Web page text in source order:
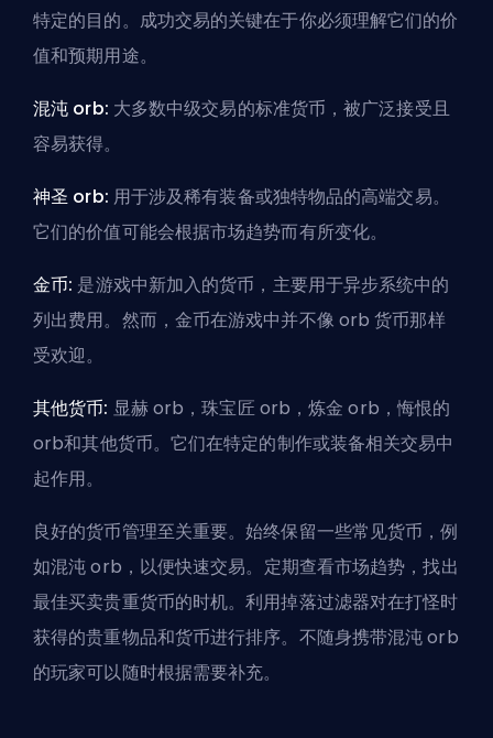
特定的目的。成功交易的关键在于你必须理解它们的价
值和预期用途。
混沌 orb: 大多数中级交易的标准货币，被广泛接受且
容易获得。
神圣 orb: 用于涉及稀有装备或独特物品的高端交易。
它们的价值可能会根据市场趋势而有所变化。
金币: 是游戏中新加入的货币，主要用于异步系统中的
列出费用。然而，金币在游戏中并不像 orb 货币那样
受欢迎。
其他货币: 显赫 orb ，珠宝匠 orb，炼金 orb，悔恨的
orb和其他货币。它们在特定的制作或装备相关交易中
起作用。
良好的货币管理至关重要。始终保留一些常见货币，例
如混沌 orb，以便快速交易。定期查看市场趋势，找出
最佳买卖贵重货币的时机。利用掉落过滤器对在打怪时
获得的贵重物品和货币进行排序。不随身携带混沌 orb
的玩家可以随时根据需要补充。